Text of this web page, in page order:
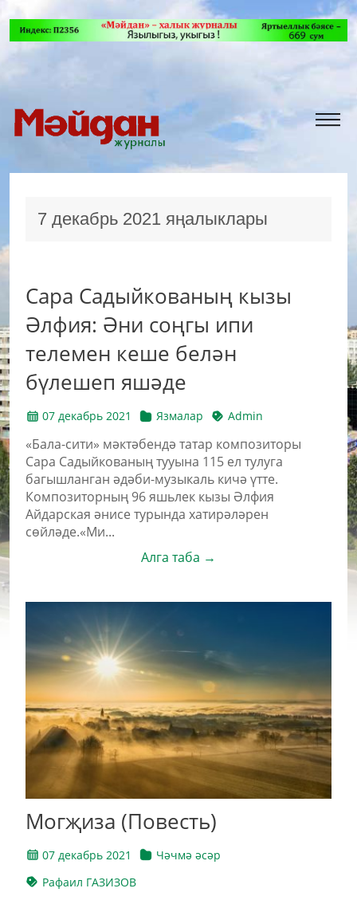
7 декабрь 2021 яңалыклары
Сара Садыйкованың кызы
Әлфия: Әни соңгы ипи
телемен кеше белән
бүлешеп яшәде
07 декабрь 2021 Язмалар Admin
«Бала-сити» мәктәбендә татар композиторы
Сара Садыйкованың тууына 115 ел тулуга
багышланган әдәби-музыкаль кичә үтте.
Композиторның 96 яшьлек кызы Әлфия
Айдарская әнисе турында хатирәләрен
сөйләде.«Ми...
Алга таба →
Могҗиза (Повесть)
07 декабрь 2021
Чәчмә әсәр
Рафаил ГАЗИЗОВ